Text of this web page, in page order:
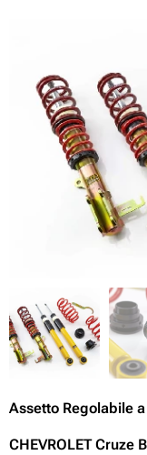
Assetto Regolabile
CHEVROLET Cruze